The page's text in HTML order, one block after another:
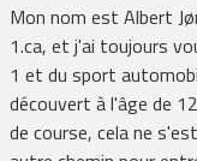
Mon nom est Albert
1.ca, et j'ai toujours
1 et du sport
découvert à l'âge de
de course, cela ne